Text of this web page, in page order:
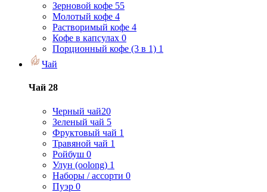
Зерновой кофе 55
Молотый кофе 4
Растворимый кофе 4
Кофе в капсулах 0
Порционный кофе (3 в 1) 1
Чай
Чай 28
Черный чай20
Зеленый чай 5
Фруктовый чай 1
Травяной чай 1
Ройбуш 0
Улун (oolong) 1
Наборы / ассорти 0
Пуэр 0